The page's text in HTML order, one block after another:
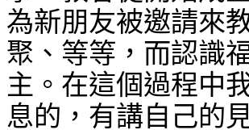
為新朋友被邀請來
聚、等等，而認識
主。在這個過程中
息的，有講自己的